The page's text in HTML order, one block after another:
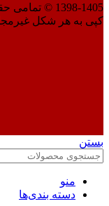
1398-1405 ©
کپی به هر شکل
بستن
منو
دسته بندی‌ها